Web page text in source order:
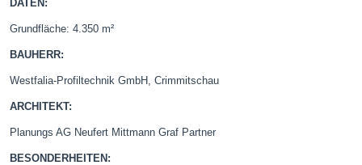
DATEN:
Grundfläche: 4.350 m²
BAUHERR:
Westfalia-Profiltechnik GmbH, Crimmitschau
ARCHITEKT:
Planungs AG Neufert Mittmann Graf Partner
BESONDERHEITEN: